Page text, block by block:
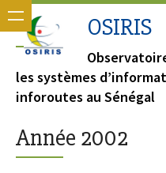
OSIRIS
les systèmes
inforoutes au Sénégal
Année 2002